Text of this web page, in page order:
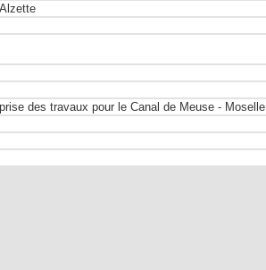
des travaux pour le Canal de Meuse - Moselle.